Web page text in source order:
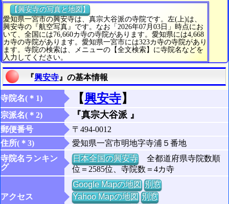
【興安寺の写真と地図】
愛知県一宮市の興安寺は、真宗大谷派の寺院です。左(上)は、
興安寺の『航空写真』です。なお「2026年07月03日」時点にお
いて、全国には76,660カ寺の寺院があります。愛知県には4,668
カ寺の寺院があります。愛知県一宮市には323カ寺の寺院があり
ます。寺院の検索は、メニューの【全文検索】に寺院名などを
入力してください。
『興安寺 』の基本情報
寺院名(＊1) 【興安寺】
宗派名(＊2) 『真宗大谷派 』
郵便番号
〒494-0012
住所(＊3)
愛知県一宮市明地字寺浦５番地
寺院名ランキン
グ
日本全国の興安寺全都道府県寺院数順
位＝2585位、寺院数＝4カ寺
アクセス
Google Mapの地図 別窓
Yahoo Mapの地図 別窓